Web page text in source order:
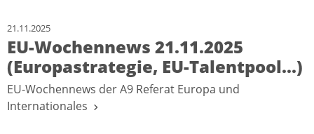
21.11.2025
EU-Wochennews 21.11.2025
(Europastrategie, EU-Talentpool...)
EU-Wochennews der A9 Referat Europa und
Internationales